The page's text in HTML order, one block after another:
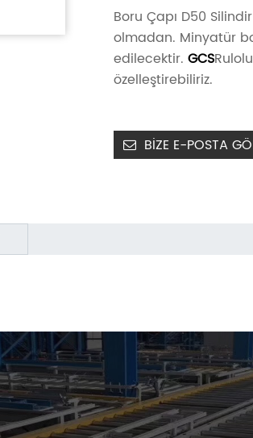
Boru Çapı D50
olmadan. Minyatür
edilecektir. GCS
özelleştirebiliriz.
BIZE E-POSTA